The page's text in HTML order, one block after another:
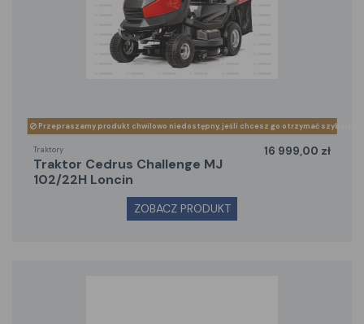
Przepraszamy produkt chwilowo niedostępny, jeśli chcesz go otrzymać szybciej
Traktory
traktor Cedrus Challenge MJ
102/22H Loncin
16 999,00 zł
ZOBACZ PRODUKT